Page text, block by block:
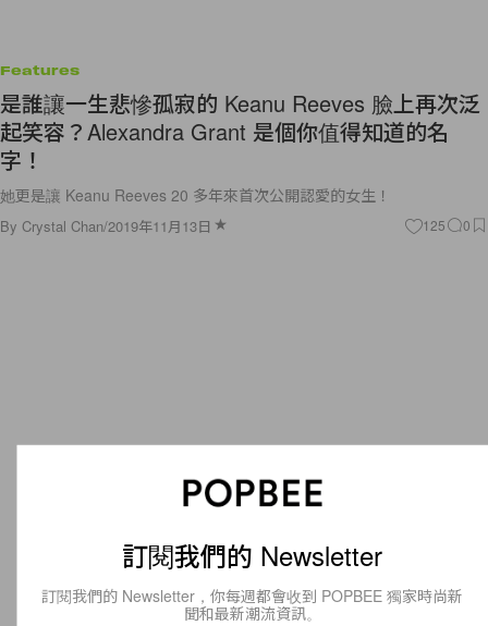
Features
是誰讓一生悲慘孤寂的 Keanu Reeves 臉上再次泛
起笑容？Alexandra Grant 是個你值得知道的名
字！
她更是讓 Keanu Reeves 20 多年來首次公開認愛的女生！
By Crystal Chan/2019年11月13日 125 0
訂閱我們的 Newsletter
訂閱我們的 Newsletter，你每週都會收到 POPBEE 獨家時尚新
聞和最新潮流資訊。